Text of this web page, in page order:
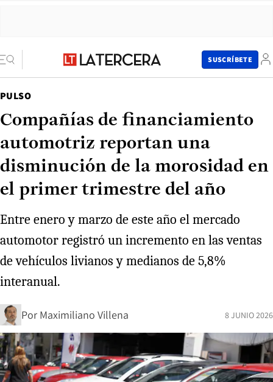
SUSCRÍBETE
PULSO
Compañías de financiamiento
automotriz reportan una
disminución de la morosidad en
el primer trimestre del año
Entre enero y marzo de este año el mercado
automotor registró un incremento en las ventas
de vehículos livianos y medianos de 5,8%
interanual.
Por Maximiliano Villena 8 JUNIO 2026